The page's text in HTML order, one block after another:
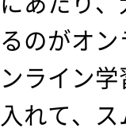
るのがオ
ンライン
入れて、